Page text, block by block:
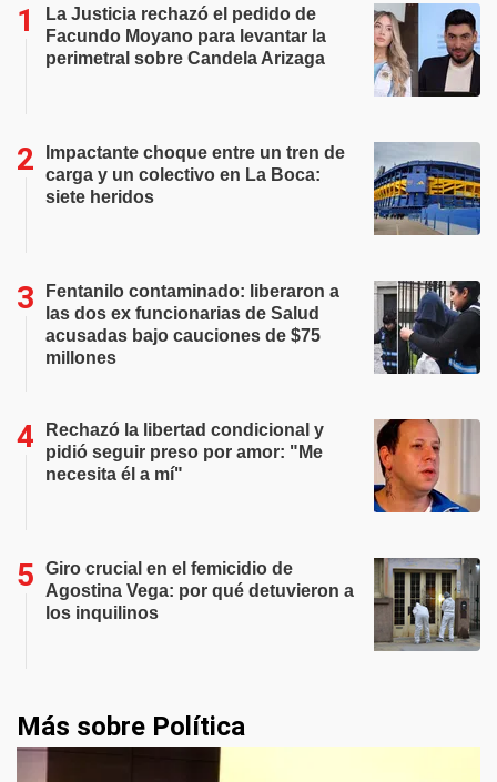
La Justicia rechazó el pedido de
Facundo Moyano para levantar la
perimetral sobre Candela Arizaga
Impactante choque entre un tren de
carga y un colectivo en La Boca:
siete heridos
Fentanilo contaminado: liberaron a
las dos ex funcionarias de Salud
acusadas bajo cauciones de $75
millones
Rechazó la libertad condicional y
pidió seguir preso por amor: "Me
necesita él a mí"
Giro crucial en el femicidio de
Agostina Vega: por qué detuvieron a
los inquilinos
Más sobre Política